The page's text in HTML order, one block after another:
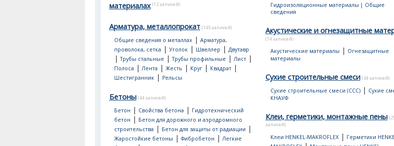
материалах (12 записей)
Арматура, металлопрокат (145 записей)
Общие сведения о металлах| Арматура,
проволока, сетка | Уголок| Швеллер | Двутавр
|Трубы стальные |Трубы профильные |Лист|
Полоса |Лента | Жесть | Круг| Квадрат|
Шестигранник| Рельсы
Бетоны (44 записей)
Бетон | Свойства бетона | Гидротехнический
бетон | Бетон для дорожного и аэродромного
строительства | Бетон для защиты от радиации |
Жаростойкие бетоны | Фибробетон |Легкие
Гидроизоляционные материалы | Общие
сведения
Акустические и огнезащитные
(14 записей)
Акустические материалы | Огнезащитные
материалы
Сухие строительные смеси (34 записей)
Сухие строительные смеси (ССС)| Сухие
КНАУФ
Клеи, герметики, монтажные пены
записей)
Клеи HENKEL-MAKROFLEX| Герметики